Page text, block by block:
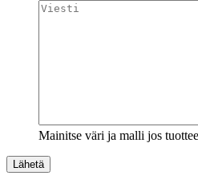
Mainitse väri ja malli jos